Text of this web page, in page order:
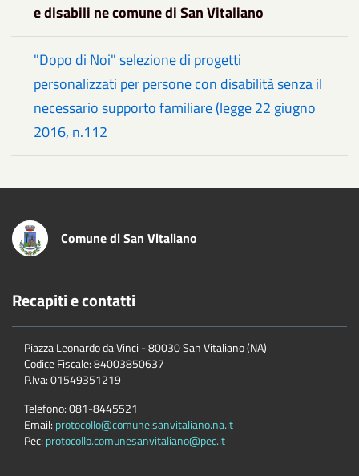
e disabili ne comune di San Vitaliano
"Dopo di Noi" selezione di progetti
personalizzati per persone con disabilità senza il
necessario supporto familiare (legge 22 giugno
2016, n.112
Comune di San Vitaliano
Recapiti e contatti
Piazza Leonardo da Vinci - 80030 San Vitaliano (NA)
Codice Fiscale:84003850637
P.Iva:01549351219
Telefono:081-8445521
Email: protocollo@comune.sanvitaliano.na.it
Pec: protocollo.comunesanvitaliano@pec.it